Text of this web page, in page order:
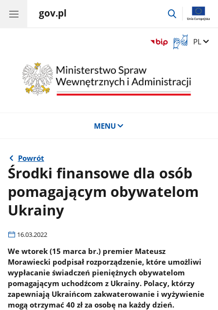
gov.pl
przejdź
Otwórz
okno
języka
migowego
Zmień
PL
MENU
Powrót
Środki finansowe dla osób
pomagającym obywatelom
Ukrainy
16.03.2022
We wtorek (15 marca br.) premier Mateusz
Morawiecki podpisał rozporządzenie, które umożliwi
wypłacanie świadczeń pieniężnych obywatelom
pomagającym uchodźcom z Ukrainy. Polacy, którzy
zapewniają Ukraińcom zakwaterowanie i wyżywienie
mogą otrzymać 40 zł za osobę na każdy dzień.